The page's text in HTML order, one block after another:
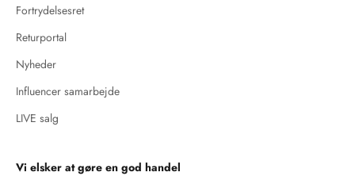
Fortrydelsesret
Returportal
Nyheder
Influencer samarbejde
LIVE salg
Vi elsker at gøre en god handel